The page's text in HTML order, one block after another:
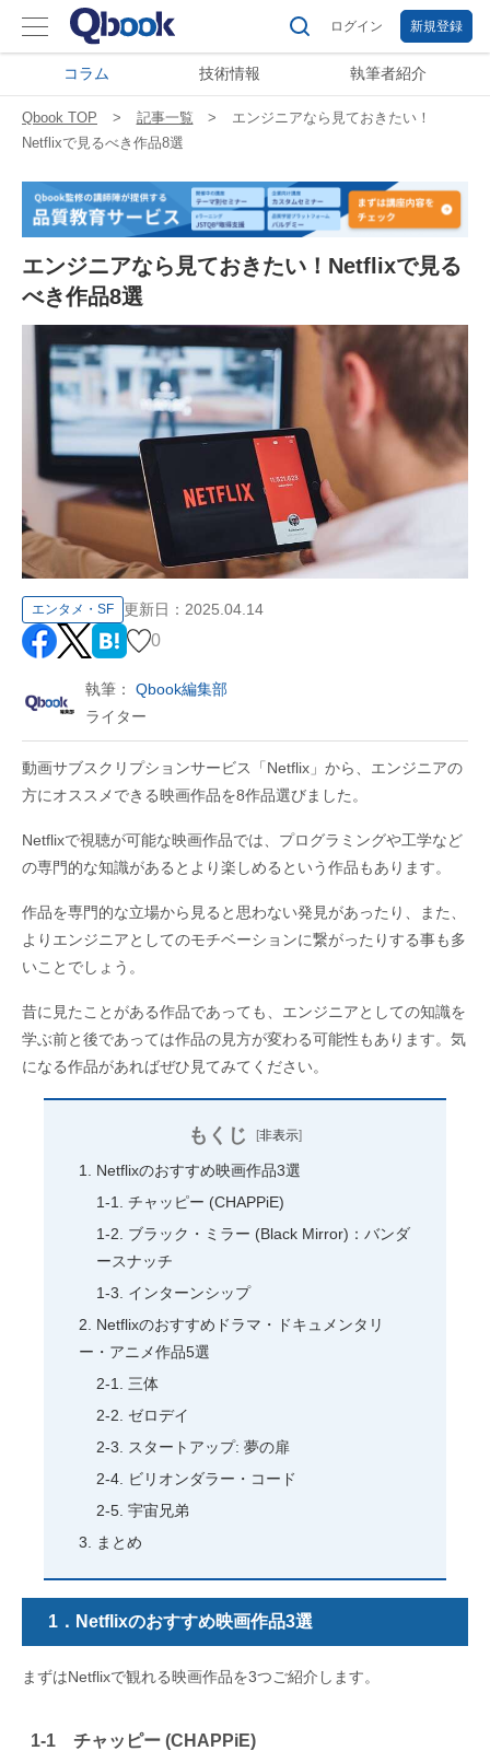
ログイン 新規登録
コラム 技術情報 執筆者紹介
Qbook TOP 記事一覧
エンジニアなら見ておきたい！
Netflixで見るべき作品8選
エンジニアなら見ておきたい！Netflixで見る
べき作品8選
エンタメ・SF 更新日： 2025.04.14
0
執筆： Qbook編集部
ライター
動画サブスクリプションサービス「Netflix」から、エンジニアの
方にオススメできる映画作品を8作品選びました。
Netflixで視聴が可能な映画作品では、プログラミングや工学など
の専門的な知識があるとより楽しめるという作品もあります。
作品を専門的な立場から見ると思わない発見があったり、また、
よりエンジニアとしてのモチベーションに繋がったりする事も多
いことでしょう。
昔に見たことがある作品であっても、エンジニアとしての知識を
学ぶ前と後であっては作品の見方が変わる可能性もあります。気
になる作品があればぜひ見てみてください。
もくじ [非表示]
Netflixのおすすめ映画作品3選
チャッピー (CHAPPiE)
ブラック・ミラー (Black Mirror)：バンダ
ースナッチ
インターンシップ
Netflixのおすすめドラマ・ドキュメンタリ
ー・アニメ作品5選
三体
ゼロデイ
スタートアップ: 夢の扉
ビリオンダラー・コード
宇宙兄弟
まとめ
1． Netflixのおすすめ映画作品3選
まずはNetflixで観れる映画作品を3つご紹介します。
1-1 チャッピー (CHAPPiE)